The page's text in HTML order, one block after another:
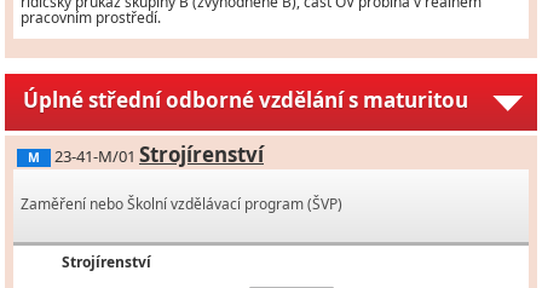
pracovním prostředí.
Úplné střední odborné vzdělání s maturitou
M 23-41-M/01 Strojírenství
Zaměření nebo Školní vzdělávací program (ŠVP)
Strojírenství